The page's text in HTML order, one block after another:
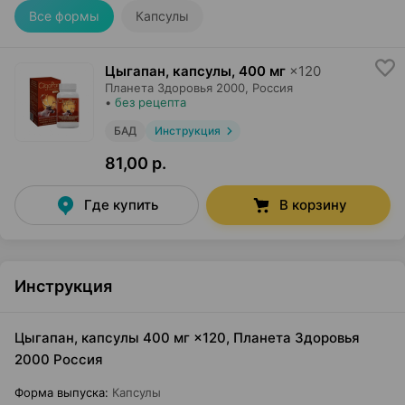
Все формы Капсулы
Цыгапан, капсулы, 400 мг ×120
Планета Здоровья 2000 , Россия
• без рецепта
БАД Инструкция
81,00 р.
Где купить В корзину
Инструкция
Цыгапан, капсулы 400 мг ×120, Планета Здоровья
2000 Россия
Форма выпуска: Капсулы